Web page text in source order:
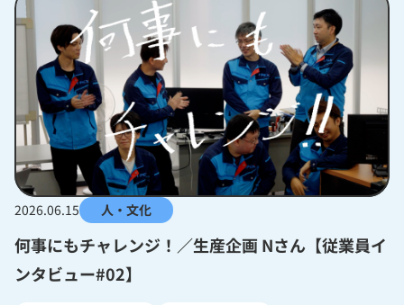
2026.06.15 人・文化
何事にもチャレンジ！／生産企画 Nさん【従業員イ
ンタビュー#02】